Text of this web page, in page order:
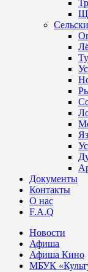
Документы
Контакты
О нас
F.A.Q
Новости
Афиша
Афиша Кино
МБУК